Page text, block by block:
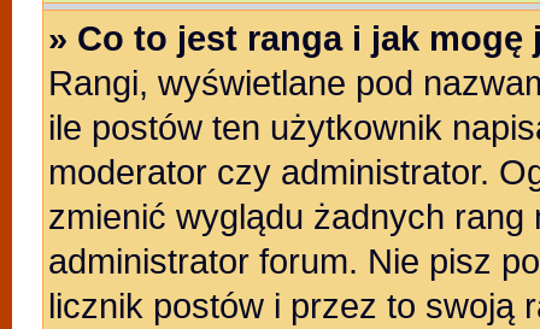
» Co to jest ranga i jak mogę
Rangi, wyświetlane pod
ile postów ten użytkownik
moderator czy administrator.
zmienić wyglądu żadnych
administrator forum. Nie pisz
licznik postów i przez to swoją